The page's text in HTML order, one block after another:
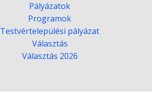
Pályázatok
Programok
Testvértelepülési pályázat
Választás
Választás 2026